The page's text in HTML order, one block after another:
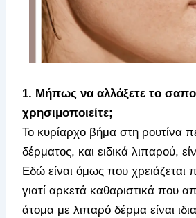
1. Μήπως να αλλάξετε το
χρησιμοποιείτε;
Το κυρίαρχο βήμα στη ρουτίνα
δέρματος, και ειδικά λιπαρού,
Εδώ είναι όμως που χρειάζεται
γιατί αρκετά καθαριστικά που
άτομα με λιπαρό δέρμα είναι